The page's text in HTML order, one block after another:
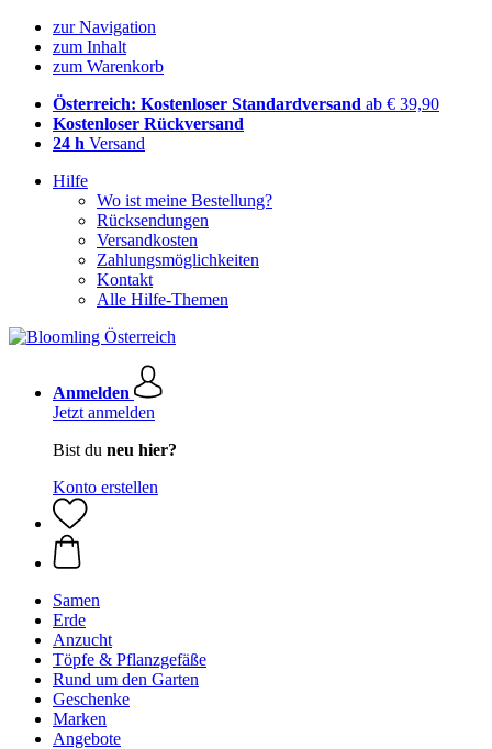
zur Navigation
zum Inhalt
zum Warenkorb
Österreich: Kostenloser Standardversand ab € 39,90
Kostenloser Rückversand
24 h Versand
Hilfe
Wo ist meine Bestellung?
Rücksendungen
Versandkosten
Zahlungsmöglichkeiten
Kontakt
Alle Hilfe-Themen
Anmelden
Jetzt anmelden
Bist du neu hier?
Konto erstellen
Samen
Erde
Anzucht
Töpfe & Pflanzgefäße
Rund um den Garten
Geschenke
Marken
Angebote